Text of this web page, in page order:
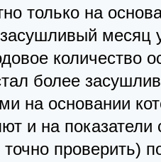
только на
месяц
количество
более
на основании
и на
проверить)